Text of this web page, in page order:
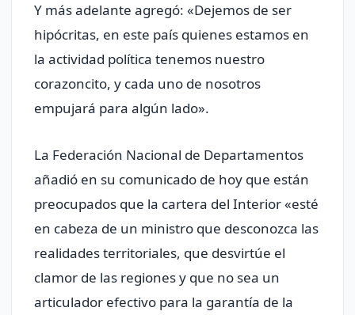
Y más adelante agregó: «Dejemos de ser
hipócritas, en este país quienes estamos en
la actividad política tenemos nuestro
corazoncito, y cada uno de nosotros
empujará para algún lado».
La Federación Nacional de Departamentos
añadió en su comunicado de hoy que están
preocupados que la cartera del Interior «esté
en cabeza de un ministro que desconozca las
realidades territoriales, que desvirtúe el
clamor de las regiones y que no sea un
articulador efectivo para la garantía de la